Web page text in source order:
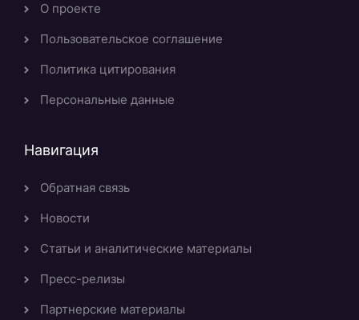
О проекте
Пользовательское соглашение
Политика цитирования
Персональные данные
Навигация
Обратная связь
Новости
Статьи и аналитические материалы
Пресс-релизы
Партнерские материалы